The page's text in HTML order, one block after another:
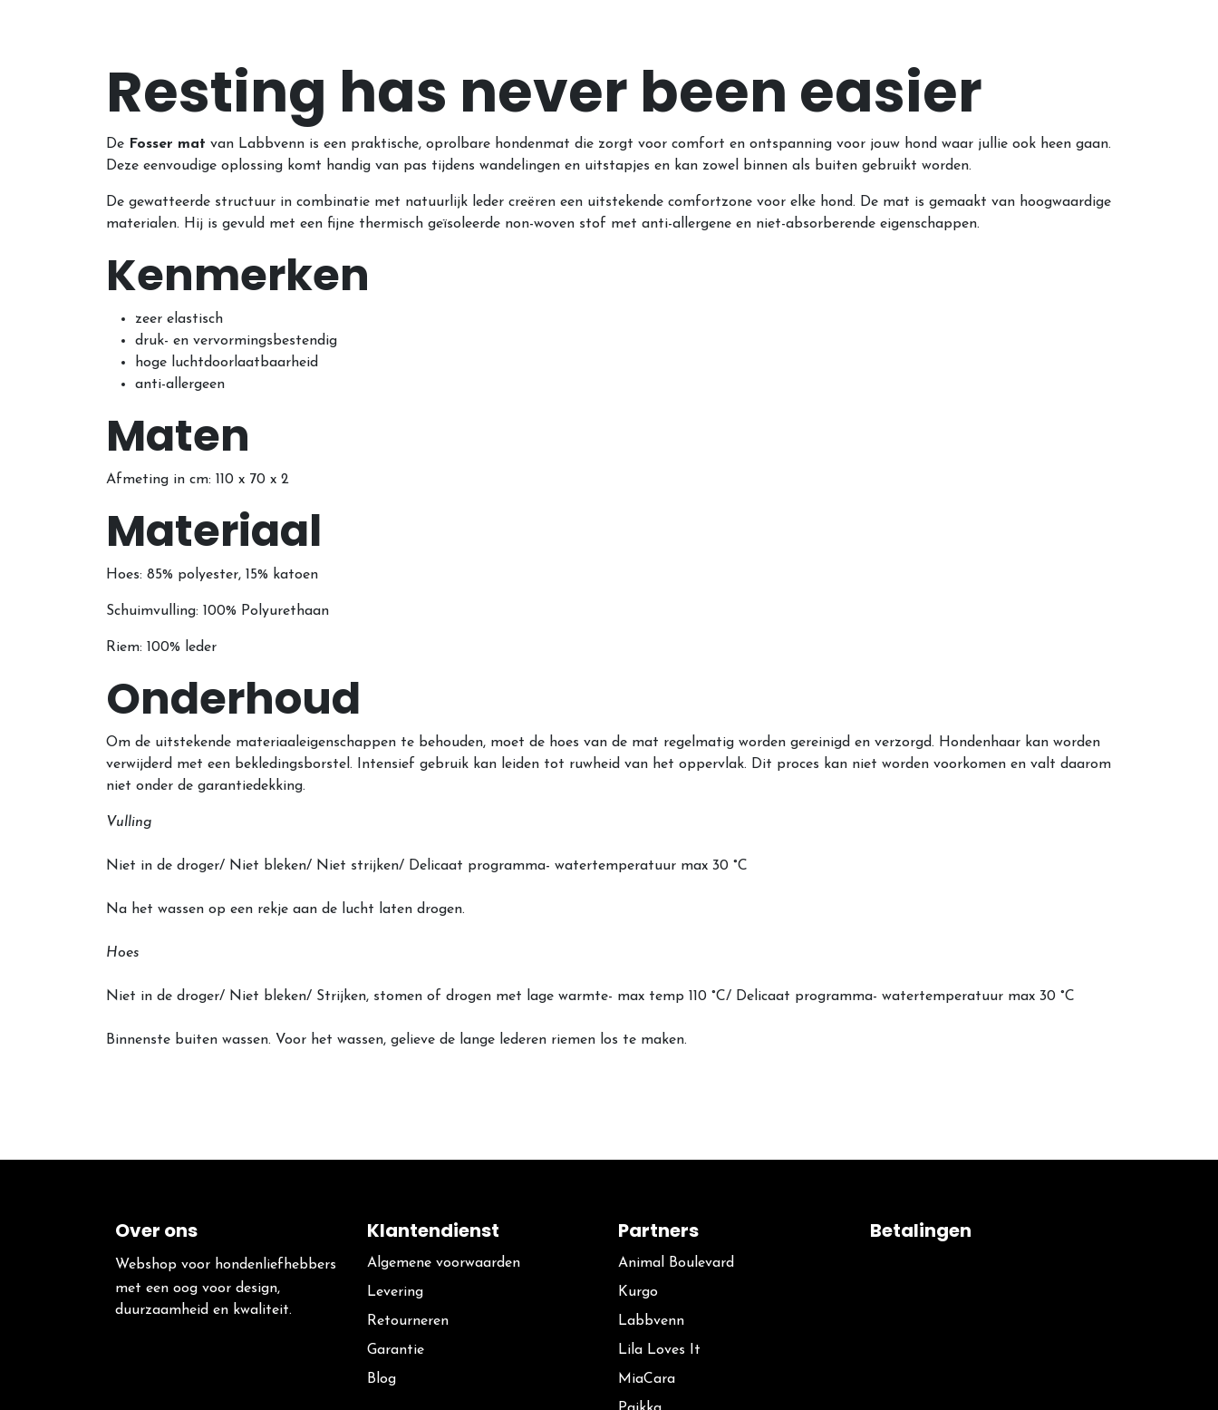
Resting has never been easier
De Fosser mat van Labbvenn is een praktische, oprolbare hondenmat die zorgt voor comfort en ontspanning voor jouw hond waar jullie ook heen gaan.
Deze eenvoudige oplossing komt handig van pas tijdens wandelingen en uitstapjes en kan zowel binnen als buiten gebruikt worden.
De gewatteerde structuur in combinatie met natuurlijk leder creëren een uitstekende comfortzone voor elke hond. De mat is gemaakt van hoogwaardige
materialen. Hij is gevuld met een fijne thermisch geïsoleerde non-woven stof met anti-allergene en niet-absorberende eigenschappen.
Kenmerken
zeer elastisch
druk- en vervormingsbestendig
hoge luchtdoorlaatbaarheid
anti-allergeen
Maten
Afmeting in cm: 110 x 70 x 2
Materiaal
Hoes: 85% polyester, 15% katoen
Schuimvulling: 100% Polyurethaan
Riem: 100% leder
Onderhoud
Om de uitstekende materiaaleigenschappen te behouden, moet de hoes van de mat regelmatig worden gereinigd en verzorgd. Hondenhaar kan worden
verwijderd met een bekledingsborstel. Intensief gebruik kan leiden tot ruwheid van het oppervlak. Dit proces kan niet worden voorkomen en valt daarom
niet onder de garantiedekking.
Vulling
Niet in de droger/ Niet bleken/ Niet strijken/ Delicaat programma- watertemperatuur max 30 °C
Na het wassen op een rekje aan de lucht laten drogen.
Hoes
Niet in de droger/ Niet bleken/ Strijken, stomen of drogen met lage warmte- max temp 110 °C/ Delicaat programma- watertemperatuur max 30 °C
Binnenste buiten wassen. Voor het wassen, gelieve de lange lederen riemen los te maken.
Over ons
Webshop voor hondenliefhebbers
met een oog voor design,
duurzaamheid en kwaliteit.
Betalingen
Partners
Animal Boulevard
Kurgo
La​bbvenn
Lila Loves It
MiaCara
Klantendienst
Algemene voorwaarden
Levering
Retourneren
Garantie
Blog